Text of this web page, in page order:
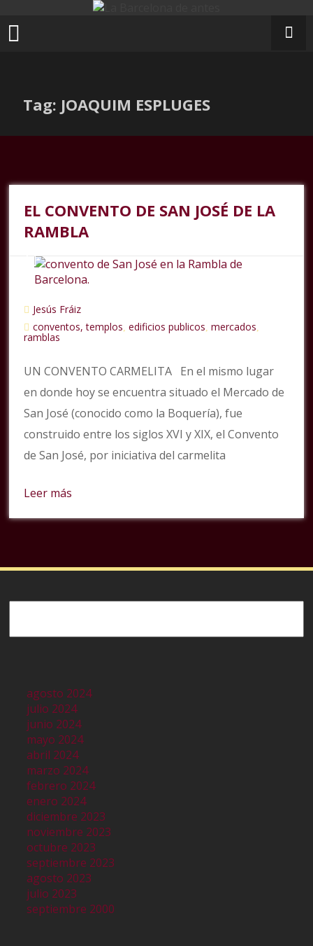
contenido
Tag: JOAQUIM ESPLUGES
EL CONVENTO DE SAN JOSÉ DE LA
RAMBLA
Jesús Fráiz
conventos, templos,edificios publicos,mercados,
ramblas
UN CONVENTO CARMELITA En el mismo lugar
en donde hoy se encuentra situado el Mercado de
San José (conocido como la Boquería), fue
construido entre los siglos XVI y XIX, el Convento
de San José, por iniciativa del carmelita
Leer más
agosto 2024
julio 2024
junio 2024
mayo 2024
abril 2024
marzo 2024
febrero 2024
enero 2024
diciembre 2023
noviembre 2023
octubre 2023
septiembre 2023
agosto 2023
julio 2023
septiembre 2000